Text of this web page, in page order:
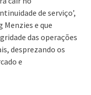
de serviço’,
e que
das operações
desprezando os
e